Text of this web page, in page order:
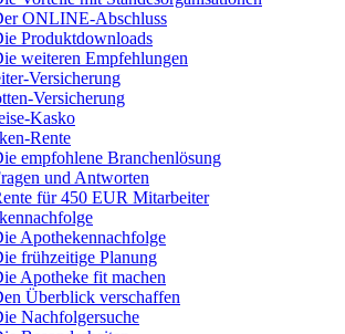
ONLINE-Abschluss
Produktdownloads
weiteren Empfehlungen
Versicherung
Versicherung
Kasko
Rente
empfohlene Branchenlösung
und Antworten
für 450 EUR Mitarbeiter
Apothekennachfolge
frühzeitige Planung
Apotheke fit machen
Überblick verschaffen
Nachfolgersuche